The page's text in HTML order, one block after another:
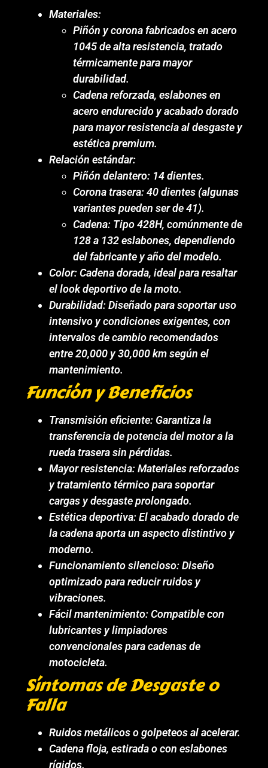
Materiales:
Piñón y corona fabricados en acero
1045 de alta resistencia, tratado
térmicamente para mayor
durabilidad.
Cadena reforzada, eslabones en
acero endurecido y acabado dorado
para mayor resistencia al desgaste y
estética premium.
Relación estándar:
Piñón delantero: 14 dientes.
Corona trasera: 40 dientes (algunas
variantes pueden ser de 41).
Cadena: Tipo 428H, comúnmente de
128 a 132 eslabones, dependiendo
del fabricante y año del modelo.
Color: Cadena dorada, ideal para resaltar
el look deportivo de la moto.
Durabilidad: Diseñado para soportar uso
intensivo y condiciones exigentes, con
intervalos de cambio recomendados
entre 20,000 y 30,000 km según el
mantenimiento.
Función y Beneficios
Transmisión eficiente: Garantiza la
transferencia de potencia del motor a la
rueda trasera sin pérdidas.
Mayor resistencia: Materiales reforzados
y tratamiento térmico para soportar
cargas y desgaste prolongado.
Estética deportiva: El acabado dorado de
la cadena aporta un aspecto distintivo y
moderno.
Funcionamiento silencioso: Diseño
optimizado para reducir ruidos y
vibraciones.
Fácil mantenimiento: Compatible con
lubricantes y limpiadores
convencionales para cadenas de
motocicleta.
Síntomas de Desgaste o
Falla
Ruidos metálicos o golpeteos al acelerar.
Cadena floja, estirada o con eslabones
rígidos.